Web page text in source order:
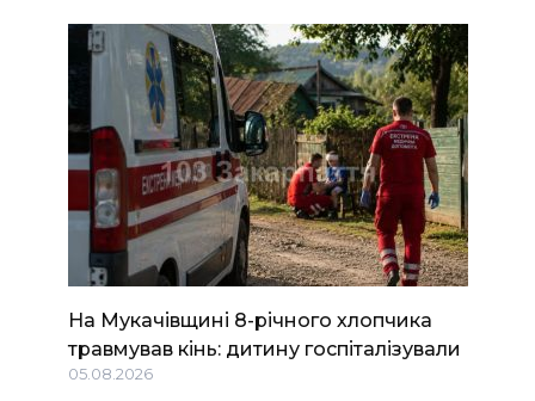
На Мукачівщині 8-річного хлопчика
травмував кінь: дитину госпіталізували
05.08.2026